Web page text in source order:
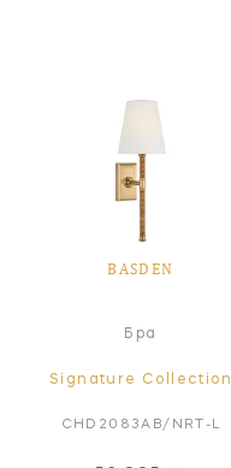
BASDEN
Бра
Signature Collection
CHD2083AB/NRT-L